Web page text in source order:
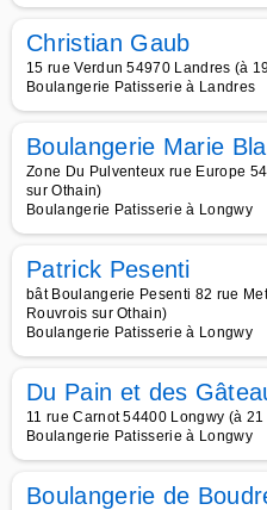
Christian Gaub
15 rue Verdun 54970 Landres (à
Boulangerie Patisserie à Landres
Boulangerie Marie
Zone Du Pulventeux rue Europe
sur Othain)
Boulangerie Patisserie à Longwy
Patrick Pesenti
bât Boulangerie Pesenti 82 rue
Rouvrois sur Othain)
Boulangerie Patisserie à Longwy
Du Pain et des
11 rue Carnot 54400 Longwy (à
Boulangerie Patisserie à Longwy
Boulangerie de